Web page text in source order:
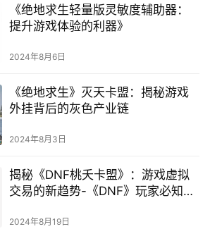
《绝地求生轻量版灵敏度辅助器：
提升游戏体验的利器》
2024年8月6日
《绝地求生》灭天卡盟：揭秘游戏
外挂背后的灰色产业链
2024年8月3日
揭秘《DNF桃夭卡盟》：游戏虚拟
交易的新趋势-《DNF》玩家必知：
2024年8月19日